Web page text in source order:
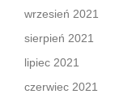
wrzesień 2021
sierpień 2021
lipiec 2021
czerwiec 2021